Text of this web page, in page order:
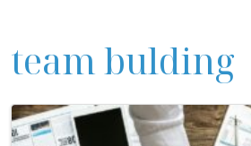
team bulding